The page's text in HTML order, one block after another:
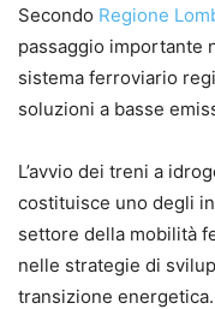
Secondo Regione
passaggio importante
sistema ferroviario
soluzioni a basse
L’avvio dei treni a
costituisce uno degli
settore della mobilità
nelle strategie di
transizione energetica.